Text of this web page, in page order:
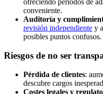
ofreciendo periodos de
conveniente.
Auditoría y
revisión independiente y
posibles puntos confusos.
Riesgos de no ser
Pérdida de clientes:
descubre cargos
Costes legales y